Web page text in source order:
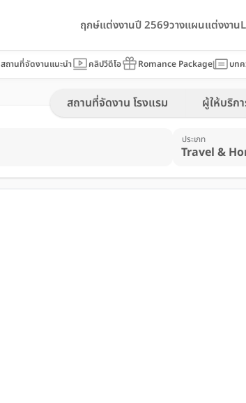
ฤกษ์แต่งงานปี 2569วางแผนแต่งงาน
สถานที่จัดงานแนะนำ คลิปวีดีโอ Romance Package บท
สถานที่จัดงาน โรงแรม ผู้ให้บริก
ประเภท